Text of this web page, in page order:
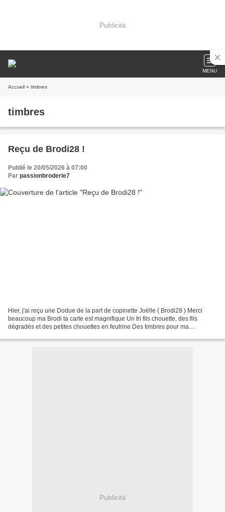
Publicité
MENU
Accueil » timbres
timbres
Reçu de Brodi28 !
Publié le 20/05/2026 à 07:00
Par passionbroderie7
Hier, j'ai reçu une Dodue de la part de copinette Joëlle ( Brodi28 ) Merci
beaucoup ma Brodi ta carte est magnifique Un tri fils chouette, des fils
dégradés et des petites chouettes en feutrine Des timbres pour ma
Publicité